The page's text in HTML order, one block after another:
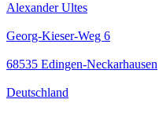
Alexander Ultes
Georg-Kieser-Weg 6
68535 Edingen-Neckarhausen
Deutschland